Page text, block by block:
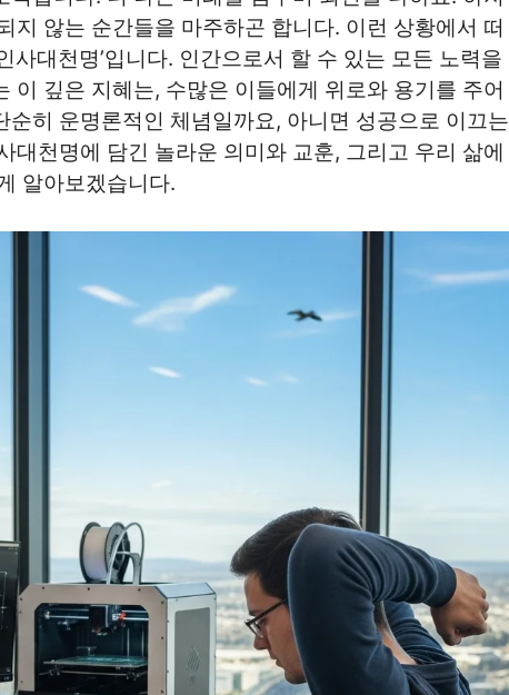
지 않는 순간들을 마주하곤 합니다. 이런 상황에서 떠
사대천명’입니다. 인간으로서 할 수 있는 모든 노력을
이 깊은 지혜는, 수많은 이들에게 위로와 용기를 주어
히 운명론적인 체념일까요, 아니면 성공으로 이끄는
대천명에 담긴 놀라운 의미와 교훈, 그리고 우리 삶에
알아보겠습니다.